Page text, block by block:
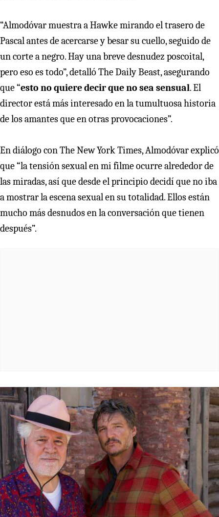
“Almodóvar muestra a Hawke mirando el trasero de
Pascal antes de acercarse y besar su cuello, seguido de
un corte a negro. Hay una breve desnudez poscoital,
pero eso es todo”, detalló The Daily Beast, asegurando
que “esto no quiere decir que no sea sensual. El
director está más interesado en la tumultuosa historia
de los amantes que en otras provocaciones”.
En diálogo con The New York Times, Almodóvar explicó
que “la tensión sexual en mi filme ocurre alrededor de
las miradas, así que desde el principio decidí que no iba
a mostrar la escena sexual en su totalidad. Ellos están
mucho más desnudos en la conversación que tienen
después”.